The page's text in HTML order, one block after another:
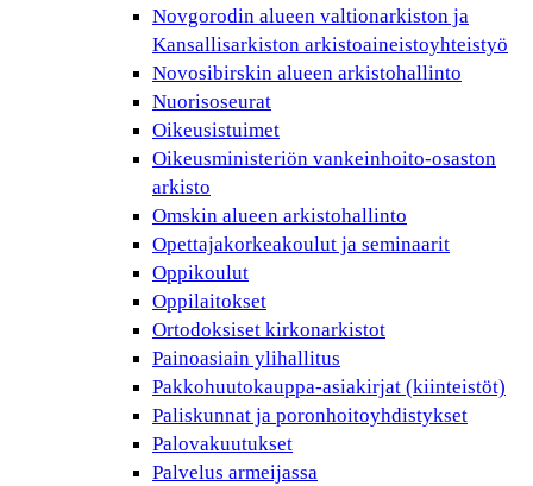
Novgorodin alueen valtionarkiston ja
Kansallisarkiston arkistoaineistoyhteistyö
Novosibirskin alueen arkistohallinto
Nuorisoseurat
Oikeusistuimet
Oikeusministeriön vankeinhoito-osaston
arkisto
Omskin alueen arkistohallinto
Opettajakorkeakoulut ja seminaarit
Oppikoulut
Oppilaitokset
Ortodoksiset kirkonarkistot
Painoasiain ylihallitus
Pakkohuutokauppa-asiakirjat (kiinteistöt)
Paliskunnat ja poronhoitoyhdistykset
Palovakuutukset
Palvelus armeijassa